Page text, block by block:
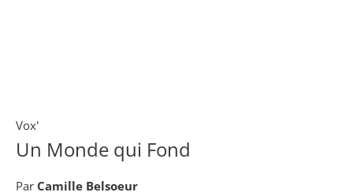
Vox'
Un Monde qui Fond
Par Camille Belsoeur